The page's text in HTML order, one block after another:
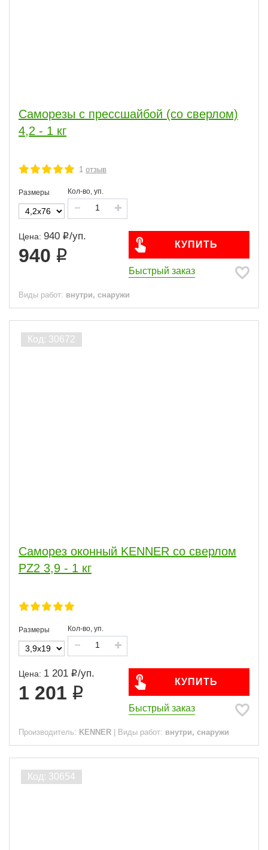
Саморезы с прессшайбой (со сверлом)
4,2 - 1 кг
1 отзыв
Размеры Кол-во, уп.
Цена: 940 /уп.
940
КУПИТЬ
Быстрый заказ
Виды работ: внутри, снаружи
Саморез оконный KENNER со сверлом
PZ2 3,9 - 1 кг
Размеры Кол-во, уп.
Цена: 1 201 /уп.
1 201
КУПИТЬ
Быстрый заказ
Производитель: KENNER Виды работ: внутри, снаружи